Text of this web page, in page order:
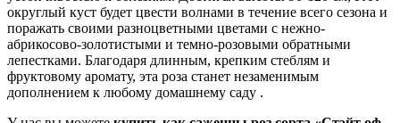
округлый куст будет цвести волнами в течение всего сезона и
поражать своими разноцветными цветами с нежно-
абрикосово-золотистыми и темно-розовыми обратными
лепестками. Благодаря длинным, крепким стеблям и
фруктовому аромату, эта роза станет незаменимым
дополнением к любому домашнему саду .